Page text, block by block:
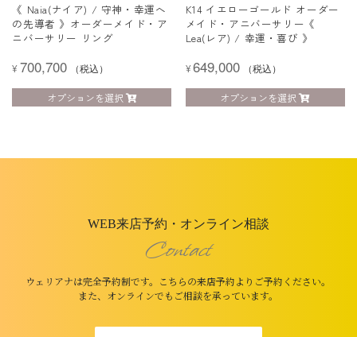
《 Naia(ナイア) / 守神・幸運へ
の先導者 》オーダーメイド・ア
ニバーサリー リング
¥700,700 （税込）
オプションを選択
K14 イエローゴールド オーダー
メイド・アニバーサリー《
Lea(レア) / 幸運・喜び 》
¥649,000 （税込）
オプションを選択
WEB来店予約・オンライン相談
Contact
ウェリアナは完全予約制です。こちらの来店予約よりご予約ください。
また、オンラインでもご相談を承っています。